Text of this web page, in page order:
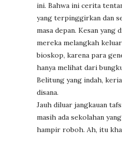
ini. Bahwa ini cerita
yang terpinggirkan dan
masa depan. Kesan yang
mereka melangkah
bioskop, karena para
hanya melihat dari
Belitung yang indah,
disana.
Jauh diluar jangkauan
masih ada sekolahan
hampir roboh. Ah, itu